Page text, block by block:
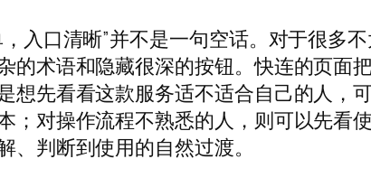
入口清晰”并不是一句空话。对于很多
术语和隐藏很深的按钮。快连的页面
想先看看这款服务适不适合自己的人，
；对操作流程不熟悉的人，则可以先看
判断到使用的自然过渡。